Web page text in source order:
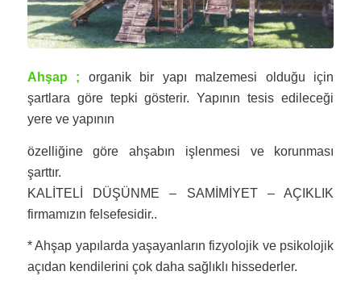
Ahşap ; organik bir yapı malzemesi olduğu için
şartlara göre tepki gösterir. Yapının tesis edileceği
yere ve yapının
özelliğine göre ahşabın işlenmesi ve korunması
şarttır.
KALİTELİ DÜŞÜNME – SAMİMİYET – AÇIKLIK
firmamızın felsefesidir..
* Ahşap yapılarda yaşayanların fizyolojik ve psikolojik
açıdan kendilerini çok daha sağlıklı hissederler.